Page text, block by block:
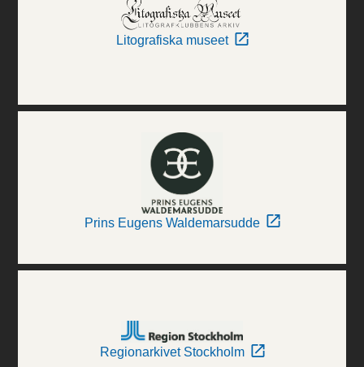
Litografiska museet
Prins Eugens Waldemarsudde
Regionarkivet Stockholm